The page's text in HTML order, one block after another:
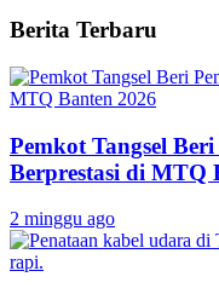
Berita Terbaru
Pemkot Tangsel
Berprestasi di MTQ
2 minggu ago